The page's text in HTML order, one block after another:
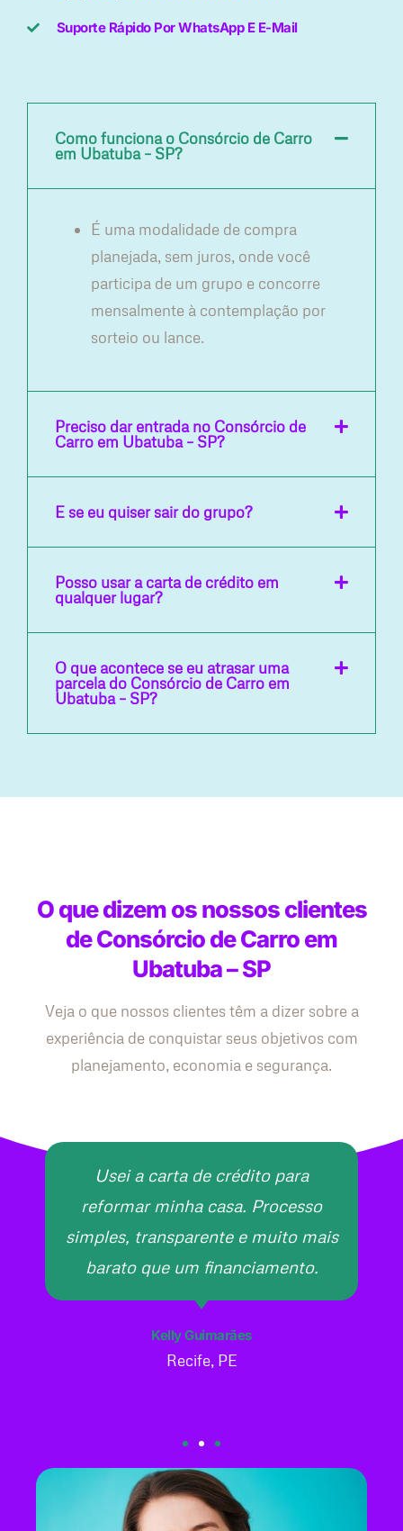
Suporte Rápido Por WhatsApp E E-Mail
Como funciona o Consórcio de Carro
em Ubatuba – SP?
É uma modalidade de compra
planejada, sem juros, onde você
participa de um grupo e concorre
mensalmente à contemplação por
sorteio ou lance.
Preciso dar entrada no Consórcio de
Carro em Ubatuba – SP?
E se eu quiser sair do grupo?
Posso usar a carta de crédito em
qualquer lugar?
O que acontece se eu atrasar uma
parcela do Consórcio de Carro em
Ubatuba – SP?
O que dizem os nossos clientes
de Consórcio de Carro em
Ubatuba – SP
Veja o que nossos clientes têm a dizer sobre a
experiência de conquistar seus objetivos com
planejamento, economia e segurança.
Usei a carta de crédito para
reformar minha casa. Processo
simples, transparente e muito mais
barato que um financiamento.
Kelly Guimarães
Recife, PE